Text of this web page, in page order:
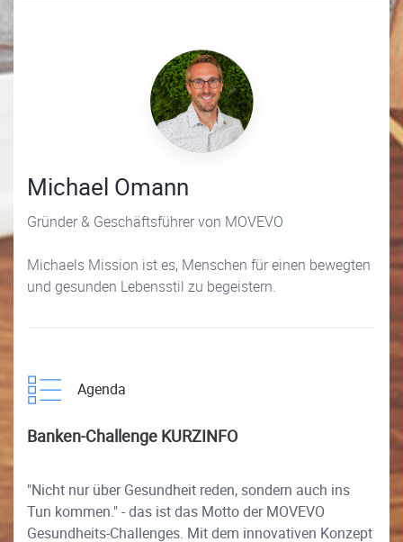
Michael Omann
Gründer & Geschäftsführer von MOVEVO
Michaels Mission ist es, Menschen für einen bewegten
und gesunden Lebensstil zu begeistern.
Agenda
Banken-Challenge KURZINFO
"Nicht nur über Gesundheit reden, sondern auch ins
Tun kommen." - das ist das Motto der MOVEVO
Gesundheits-Challenges. Mit dem innovativen Konzept